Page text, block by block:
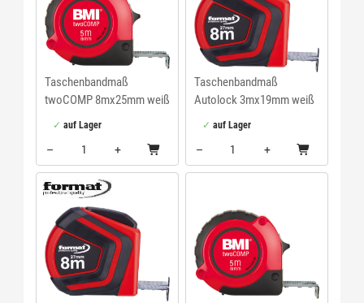
Taschenbandmaß
twoCOMP 8mx25mm weiß
auf Lager
–
+
Menge: 1
Taschenbandmaß
Autolock 3mx19mm weiß
FORMAT
auf Lager
–
+
Menge: 1